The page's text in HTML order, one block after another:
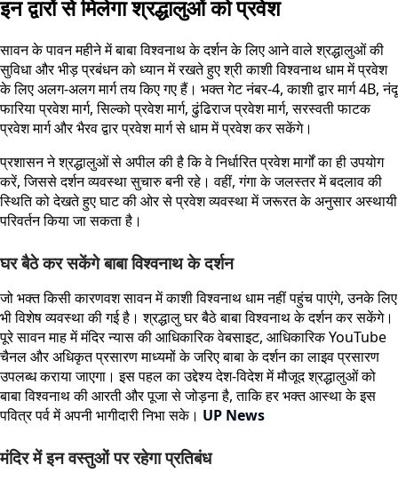
इन द्वारों से मिलेगा श्रद्धालुओं को प्रवेश
सावन के पावन महीने में बाबा विश्वनाथ के दर्शन के लिए आने वाले श्रद्धालुओं की
सुविधा और भीड़ प्रबंधन को ध्यान में रखते हुए श्री काशी विश्वनाथ धाम में प्रवेश
के लिए अलग-अलग मार्ग तय किए गए हैं। भक्त गेट नंबर-4, काशी द्वार मार्ग 4B, नंदू
फारिया प्रवेश मार्ग, सिल्को प्रवेश मार्ग, ढुंढिराज प्रवेश मार्ग, सरस्वती फाटक
प्रवेश मार्ग और भैरव द्वार प्रवेश मार्ग से धाम में प्रवेश कर सकेंगे।
प्रशासन ने श्रद्धालुओं से अपील की है कि वे निर्धारित प्रवेश मार्गों का ही उपयोग
करें, जिससे दर्शन व्यवस्था सुचारु बनी रहे। वहीं, गंगा के जलस्तर में बदलाव की
स्थिति को देखते हुए घाट की ओर से प्रवेश व्यवस्था में जरूरत के अनुसार अस्थायी
परिवर्तन किया जा सकता है।
घर बैठे कर सकेंगे बाबा विश्वनाथ के दर्शन
जो भक्त किसी कारणवश सावन में काशी विश्वनाथ धाम नहीं पहुंच पाएंगे, उनके लिए
भी विशेष व्यवस्था की गई है। श्रद्धालु घर बैठे बाबा विश्वनाथ के दर्शन कर सकेंगे।
पूरे सावन माह में मंदिर न्यास की आधिकारिक वेबसाइट, आधिकारिक YouTube
चैनल और अधिकृत प्रसारण माध्यमों के जरिए बाबा के दर्शन का लाइव प्रसारण
उपलब्ध कराया जाएगा। इस पहल का उद्देश्य देश-विदेश में मौजूद श्रद्धालुओं को
बाबा विश्वनाथ की आरती और पूजा से जोड़ना है, ताकि हर भक्त आस्था के इस
पवित्र पर्व में अपनी भागीदारी निभा सके। UP News
मंदिर में इन वस्तुओं पर रहेगा प्रतिबंध